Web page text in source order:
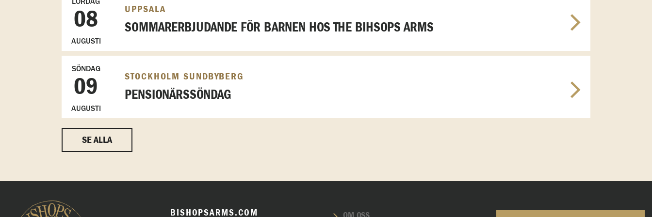
08
AUGUSTI
UPPSALA
SOMMARERBJUDANDE FÖR BARNEN HOS THE BIHSOPS ARMS
SÖNDAG
09
AUGUSTI
STOCKHOLM SUNDBYBERG
PENSIONÄRSSÖNDAG
SE ALLA
BISHOPSARMS.COM